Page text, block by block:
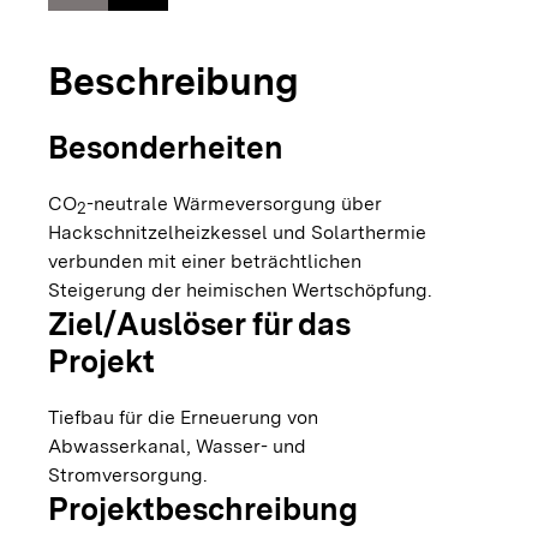
Beschreibung
Besonderheiten
CO2-neutrale Wärmeversorgung über
Hackschnitzelheizkessel und Solarthermie
verbunden mit einer beträchtlichen
Steigerung der heimischen Wertschöpfung.
Ziel/Auslöser für das
Projekt
Tiefbau für die Erneuerung von
Abwasserkanal, Wasser- und
Stromversorgung.
Projektbeschreibung